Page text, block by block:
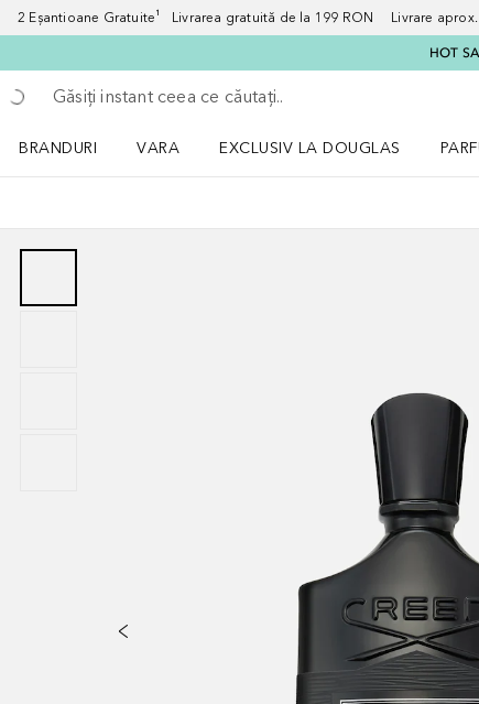
2 Eșantioane Gratuite¹ Livrarea gratuită de la 199 RON Livrare aprox.
HOT
Înapoi
Executați căutarea
BRANDURI
VARA
EXCLUSIV LA DOUGLAS